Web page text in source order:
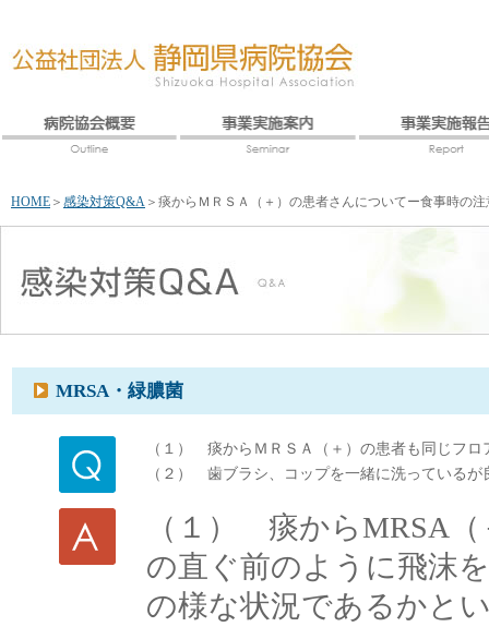
HOME ＞ 感染対策Q&A ＞ 痰からＭＲＳＡ（＋）の患者さんについてー食事時の注
MRSA・緑膿菌
（１） 痰からＭＲＳＡ（＋）の患者も同じフ
（２） 歯ブラシ、コップを一緒に洗っているが
（１） 痰からMRSA
の直ぐ前のように飛沫
の様な状況であるかと